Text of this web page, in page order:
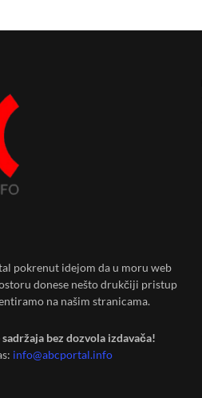
pokrenut idejom da u moru web
donese nešto drukčiji pristup
na našim stranicama.
bez dozvola izdavača!
info@abcportal.info